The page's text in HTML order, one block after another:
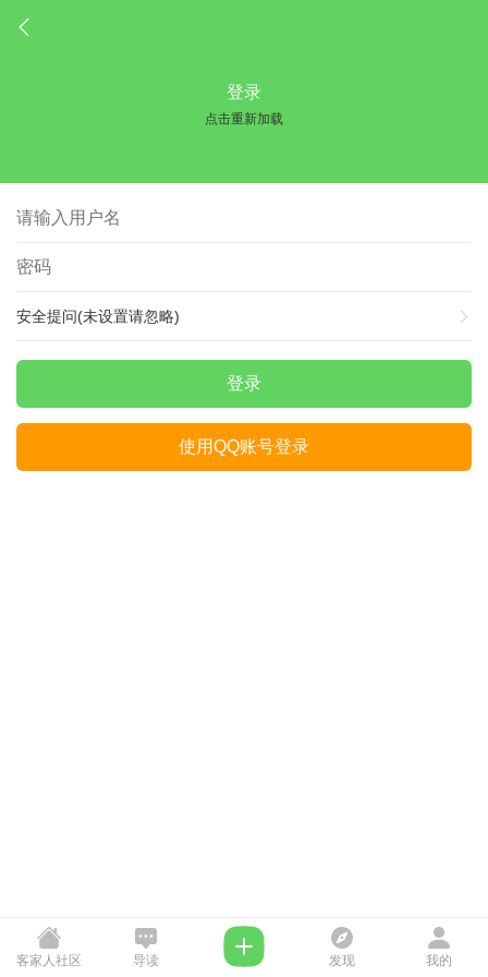
登录
点击重新加载
安全提问(未设置请忽略)
登录
使用QQ账号登录
客家人社区 导读 发现 我的